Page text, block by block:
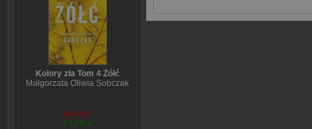
Kolory zła Tom 4 Żółć
Małgorzata Oliwia Sobczak
54,49 zł
43,79 zł